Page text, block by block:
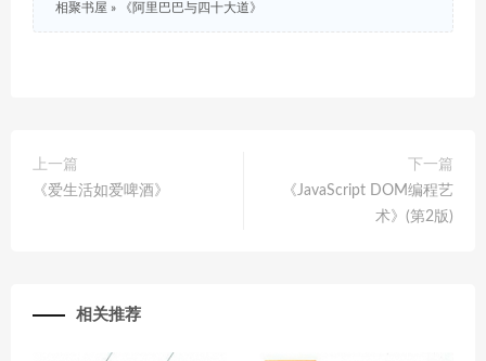
相聚书屋 » 《阿里巴巴与四十大道》
上一篇
《爱生活如爱啤酒》
下一篇
《JavaScript DOM编程艺
术》(第2版)
相关推荐